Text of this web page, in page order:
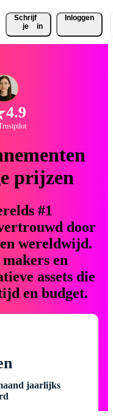
Schrijf
je
in
Inloggen
4.9
prijzen
#1
door
wereldwijd.
en
assets die
en budget.
jaarlijks